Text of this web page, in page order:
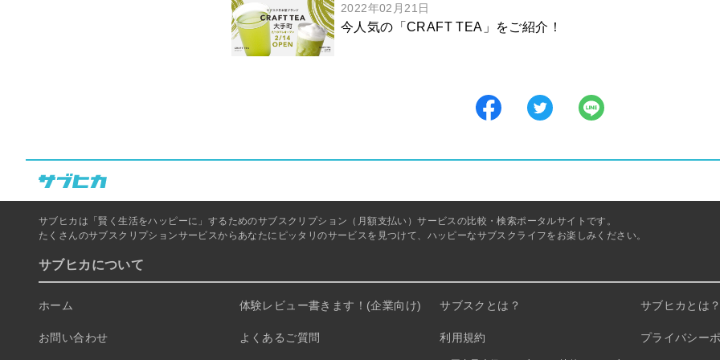
2022年02月21日
今人気の「CRAFT TEA」をご紹介！
サブヒカは「賢く生活をハッピーに」するためのサブスクリプション（月額支払い）サービスの比較・検索ポータルサイトです。
たくさんのサブスクリプションサービスからあなたにピッタリのサービスを見つけて、ハッピーなサブスクライフをお楽しみください。
サブヒカについて
ホーム 体験レビュー書きます！(企業向け) サブスクとは？ サブヒカとは？
お問い合わせ よくあるご質問 利用規約 プライバシー